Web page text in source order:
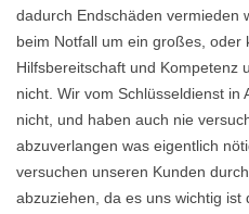
dadurch Endschäden vermieden
beim Notfall um ein großes, oder
Hilfsbereitschaft und Kompetenz
nicht. Wir vom Schlüsseldienst in
nicht, und haben auch nie
abzuverlangen was eigentlich
versuchen unseren Kunden
abzuziehen, da es uns wichtig ist